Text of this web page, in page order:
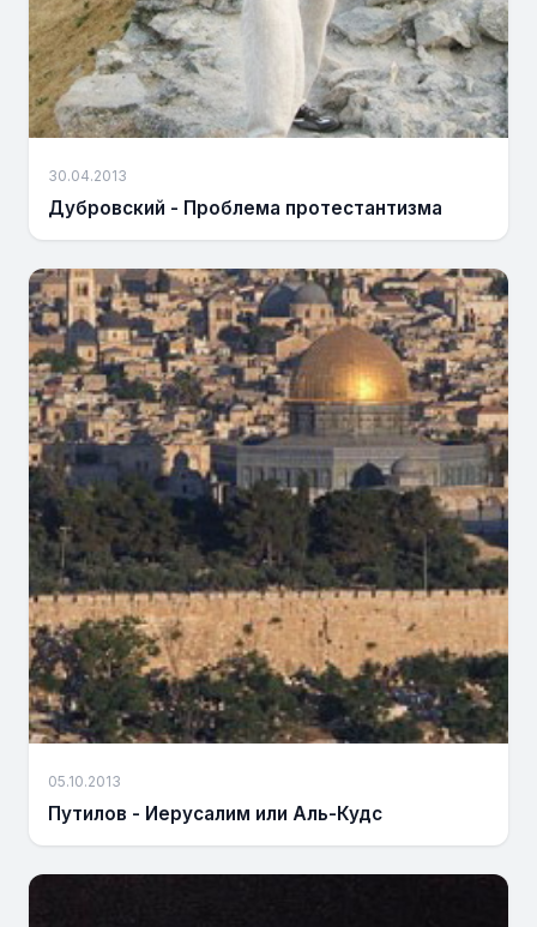
30.04.2013
Дубровский - Проблема протестантизма
05.10.2013
Путилов - Иерусалим или Аль-Кудс